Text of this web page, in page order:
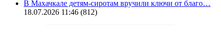
В Махачкале детям-сиротам вручили ключи от благо…
18.07.2026 11:46 (812)